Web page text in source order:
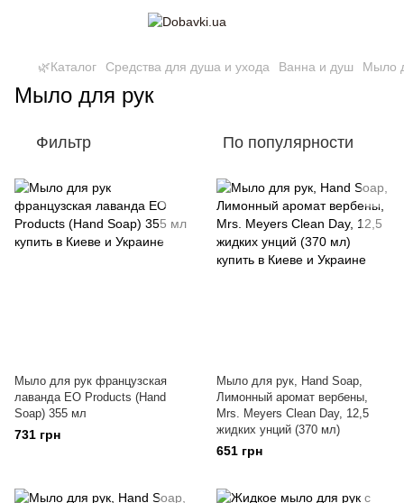
🌿Каталог Средства для душа и ухода Ванна и душ Мыло
Мыло для рук
Фильтр По популярности
Мыло для рук французская
лаванда EO Products (Hand
Soap) 355 мл
731 грн
Мыло для рук, Hand Soap,
Лимонный аромат вербены,
Mrs. Meyers Clean Day, 12,5
жидких унций (370 мл)
651 грн